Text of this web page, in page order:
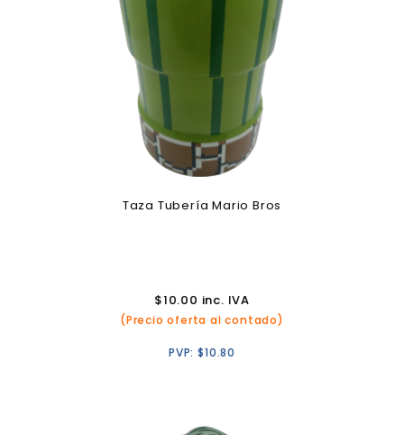
Taza Tubería Mario Bros
$10.00 inc. IVA
(Precio oferta al contado)
PVP:$10.80